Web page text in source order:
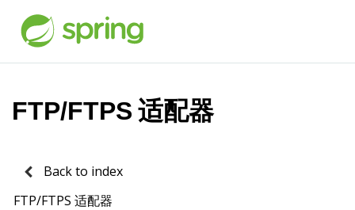
FTP/FTPS 适配器
Back to index
FTP/FTPS 适配器